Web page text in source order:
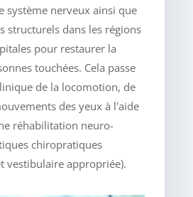
système nerveux ainsi que
structurels dans les régions
pour restaurer la
touchées. Cela passe
de la locomotion, de
des yeux à l'aide
réhabilitation neuro-
chiropratiques
vestibulaire appropriée).